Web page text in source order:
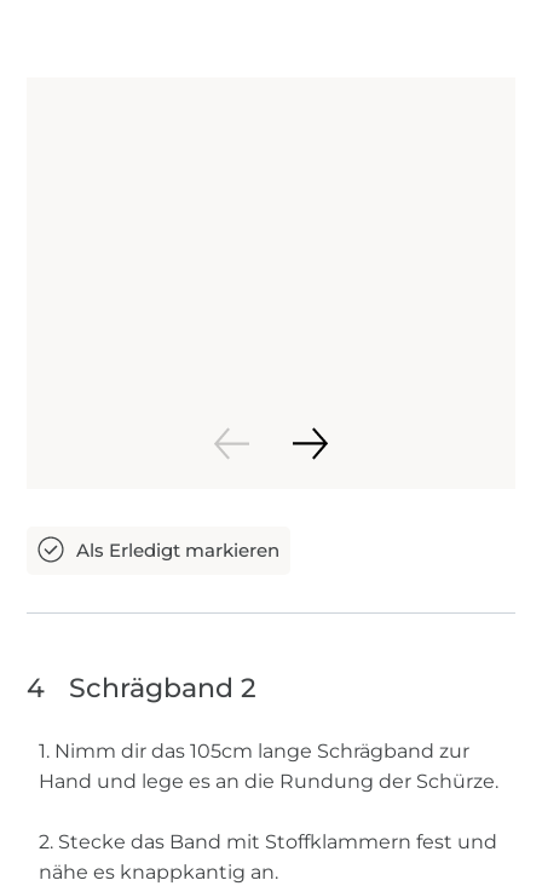
4 Schrägband 2
1. Nimm dir das 105cm lange Schrägband zur
Hand und lege es an die Rundung der Schürze.
2. Stecke das Band mit Stoffklammern fest und
nähe es knappkantig an.